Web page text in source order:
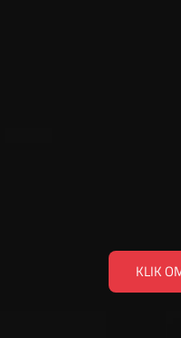
KLIK